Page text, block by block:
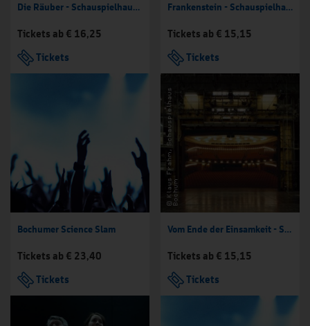
Die Räuber - Schauspielhaus Bochum
Tickets ab € 16,25
Tickets
Frankenstein - Schauspielhaus Bochum
Tickets ab € 15,15
Tickets
Bochumer Science Slam
Tickets ab € 23,40
Tickets
Vom Ende der Einsamkeit - Schauspielhaus Bochum
Tickets ab € 15,15
Tickets